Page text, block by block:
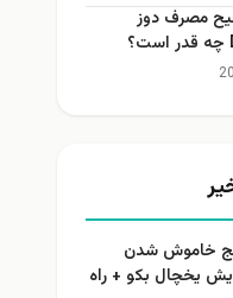
مصرف دوز
خاموش شدن
یخچال بکو + راه